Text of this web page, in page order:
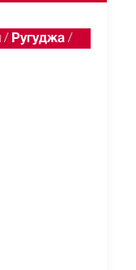
/ Ругуджа /